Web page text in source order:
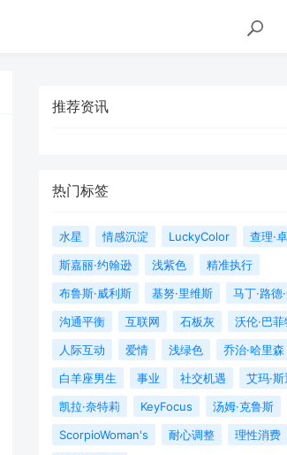
推荐资讯
热门标签
水星 情感沉淀 LuckyColor
查理·
斯嘉丽·约翰逊
浅紫色
精准执行
布鲁斯·威利斯
基努·里维斯
马丁·路德
沟通平衡
互联网 石板灰
沃伦·巴
人际互动
爱情 浅绿色 乔治·哈里森
白羊座男生
事业 社交机遇
艾玛·斯
凯拉·奈特莉
KeyFocus
汤姆·克鲁斯
ScorpioWoman's
耐心调整
理性消费